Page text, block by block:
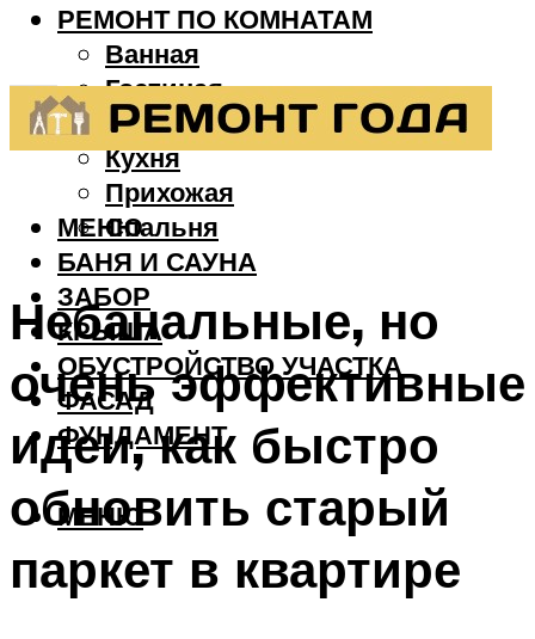
РЕМОНТ ПО КОМНАТАМ
Ванная
Гостиная
Детская
Кухня
Прихожая
Спальня
БАНЯ И САУНА
ЗАБОР
КРЫША
ОБУСТРОЙСТВО УЧАСТКА
ФАСАД
ФУНДАМЕНТ
МЕНЮ
МЕНЮ
Небанальные, но
очень эффективные
идеи, как быстро
обновить старый
паркет в квартире